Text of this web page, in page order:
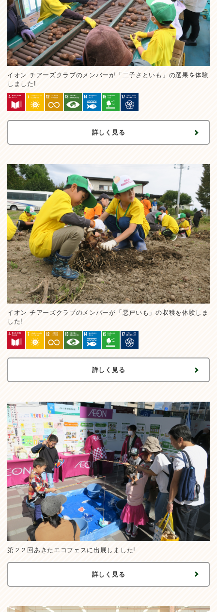
イオン チアーズクラブのメンバーが「二子さといも」の選果を体験
しました!
詳しく見る
イオン チアーズクラブのメンバーが「悪戸いも」の収穫を体験しま
した!
詳しく見る
第２２回あきたエコフェスに出展しました!
詳しく見る